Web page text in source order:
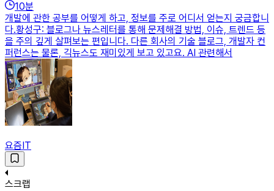
10분
개발에 관한 공부를 어떻게 하고, 정보를 주로 어디서 얻는지 궁금합니
다.황성구: 블로그나 뉴스레터를 통해 문제해결 방법, 이슈, 트렌드 등
을 주의 깊게 살펴보는 편입니다. 다른 회사의 기술 블로그, 개발자 컨
퍼런스는 물론, 긱뉴스도 재미있게 보고 있고요. AI 관련해서
요즘IT
스크랩